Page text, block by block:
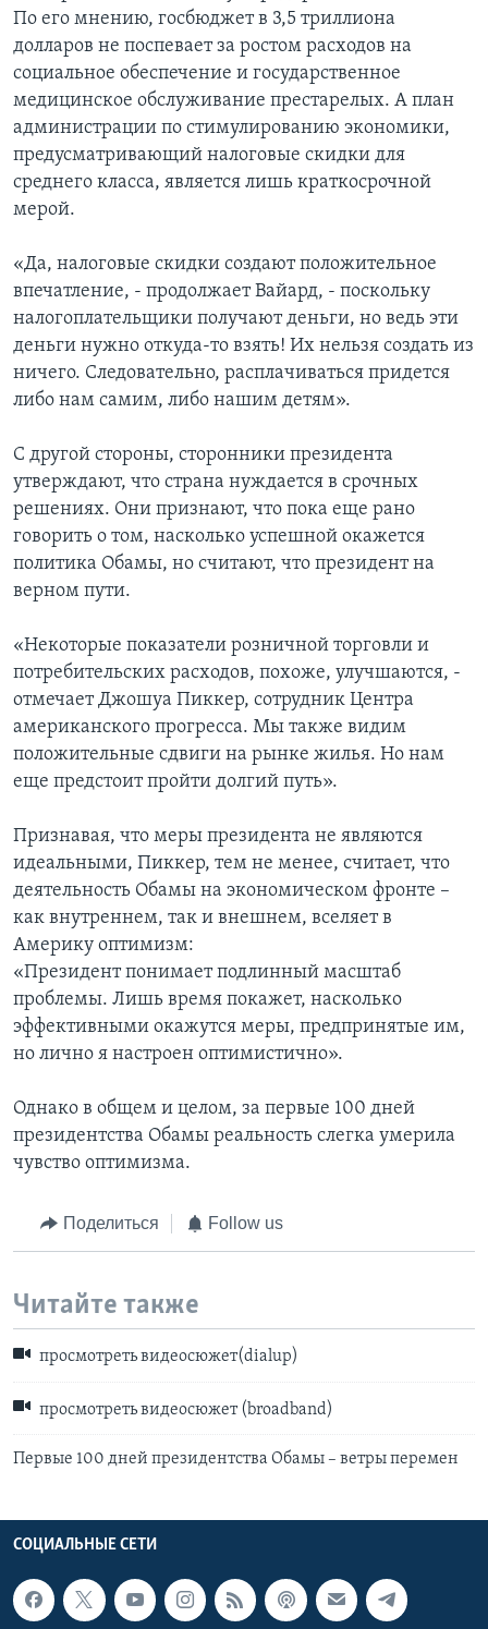
По его мнению, госбюджет в 3,5 триллиона
долларов не поспевает за ростом расходов на
социальное обеспечение и государственное
медицинское обслуживание престарелых. А план
администрации по стимулированию экономики,
предусматривающий налоговые скидки для
среднего класса, является лишь краткосрочной
мерой.
«Да, налоговые скидки создают положительное
впечатление, - продолжает Вайард, - поскольку
налогоплательщики получают деньги, но ведь эти
деньги нужно откуда-то взять! Их нельзя создать из
ничего. Следовательно, расплачиваться придется
либо нам самим, либо нашим детям».
С другой стороны, сторонники президента
утверждают, что страна нуждается в срочных
решениях. Они признают, что пока еще рано
говорить о том, насколько успешной окажется
политика Обамы, но считают, что президент на
верном пути.
«Некоторые показатели розничной торговли и
потребительских расходов, похоже, улучшаются, -
отмечает Джошуа Пиккер, сотрудник Центра
американского прогресса. Мы также видим
положительные сдвиги на рынке жилья. Но нам
еще предстоит пройти долгий путь».
Признавая, что меры президента не являются
идеальными, Пиккер, тем не менее, считает, что
деятельность Обамы на экономическом фронте –
как внутреннем, так и внешнем, вселяет в
Америку оптимизм:
«Президент понимает подлинный масштаб
проблемы. Лишь время покажет, насколько
эффективными окажутся меры, предпринятые им,
но лично я настроен оптимистично».
Однако в общем и целом, за первые 100 дней
президентства Обамы реальность слегка умерила
чувство оптимизма.
Поделиться Follow us
Читайте также
просмотреть видеосюжет(dialup)
просмотреть видеосюжет (broadband)
Первые 100 дней президентства Обамы – ветры перемен
СОЦИАЛЬНЫЕ СЕТИ